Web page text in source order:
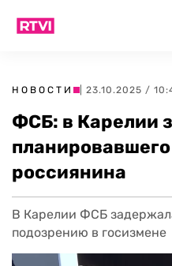
НОВОСТИ | 23.10.2025 /
ФСБ: в Карелии
россиянина
В Карелии ФСБ
подозрению в госизмене